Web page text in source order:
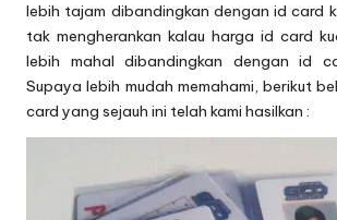
lebih tajam dibandingkan dengan id card
tak mengherankan kalau harga id card
lebih mahal dibandingkan dengan id
Supaya lebih mudah memahami, berikut
card yang sejauh ini telah kami hasilkan :